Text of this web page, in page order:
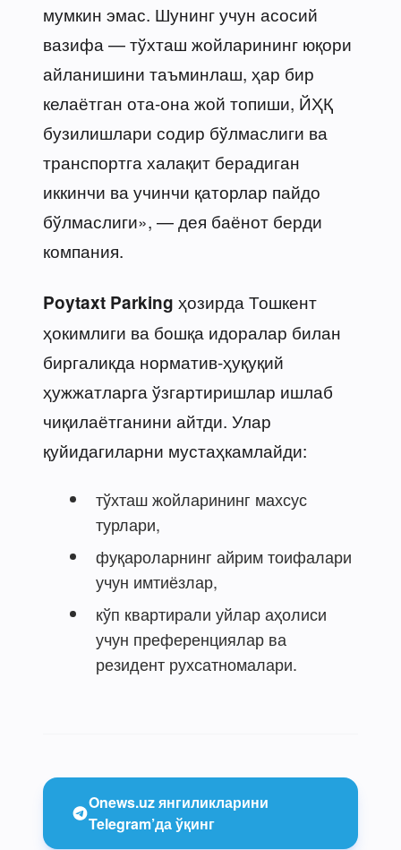
мумкин эмас. Шунинг учун асосий
вазифа — тўхташ жойларининг юқори
айланишини таъминлаш, ҳар бир
келаётган ота-она жой топиши, ЙҲҚ
бузилишлари содир бўлмаслиги ва
транспортга халақит берадиган
иккинчи ва учинчи қаторлар пайдо
бўлмаслиги», — дея баёнот берди
компания.
Poytaxt Parking ҳозирда Тошкент
ҳокимлиги ва бошқа идоралар билан
биргаликда норматив-ҳуқуқий
ҳужжатларга ўзгартиришлар ишлаб
чиқилаётганини айтди. Улар
қуйидагиларни мустаҳкамлайди:
тўхташ жойларининг махсус
турлари,
фуқароларнинг айрим тоифалари
учун имтиёзлар,
кўп квартирали уйлар аҳолиси
учун преференциялар ва
резидент рухсатномалари.
Onews.uz янгиликларини
Telegram’да ўқинг